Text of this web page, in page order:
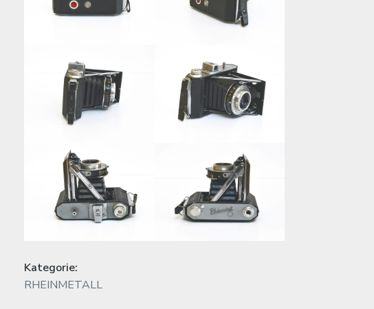
Kategorie:
RHEINMETALL